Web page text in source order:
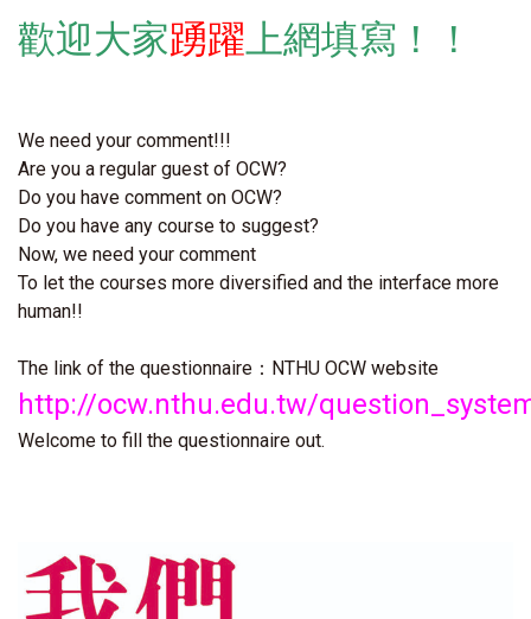
歡迎大家踴躍 上網填寫！！
We need your comment!!!
Are you a regular guest of OCW?
Do you have comment on OCW?
Do you have any course to suggest?
Now, we need your comment
To let the courses more diversified and the interface more
human!!
The link of the questionnaire：NTHU OCW website
http://ocw.nthu.edu.tw/
Welcome to fill the questionnaire out.